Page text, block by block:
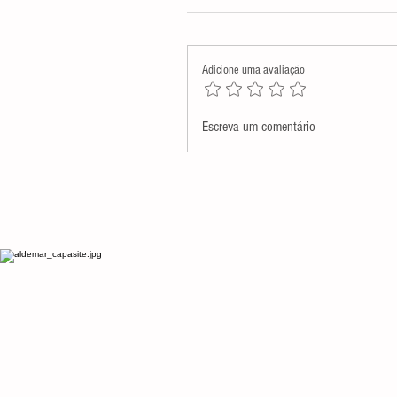
Assembleia Legislativa presta
Adicione uma avaliação
Escreva um comentário